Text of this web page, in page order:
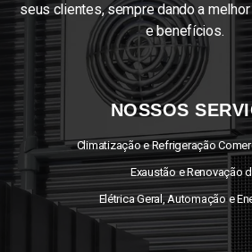
seus clientes, sempre dando a
e benefícios.
NOSSOS
Climatização e Refrigeração
Exaustão e Renovação
Elétrica Geral, Automação e